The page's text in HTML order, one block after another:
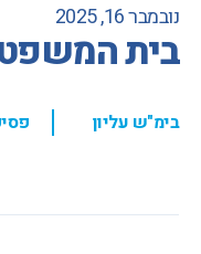
נובמבר 16, 2025
בית המשפט
בימ"ש עליון ,